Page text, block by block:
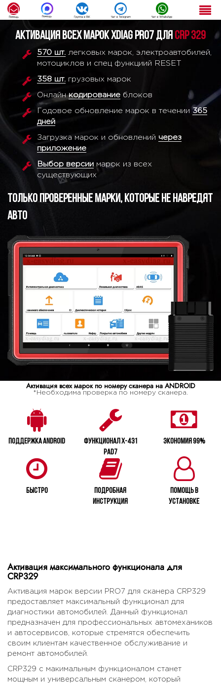
Помощь Помощь Группа в ВК Чат в Telegram Чат в WhatsApp
Активация всех марок XDIAG PRO7 для CRP 329
570 шт. легковых марок, электроавтобилей,
мотоциклов и спец функциий RESET
358 шт. грузовых марок
Онлайнкодирование блоков
Годовое обновление марок в течении365
дней
Загрузка марок и обновлений через
приложение
Выбор версии марок из всех
существующих
Только проверенные марки, которые не навредят
авто
Активация всех марок по номеру сканера на ANDROID
*Необходима проверка по номеру сканера.
Поддержка Android
Функционал X-431
PAD7
Экономия 99%
Быстро
Подробная
инструкция
Помощь в
установке
Активация максимального функционала для
CRP329
Активация марок версии PRO7 для сканера CRP329
предоставляет максимальный функционал для
диагностики автомобилей. Данный функционал
предназначен для профессиональных автомехаников
и автосервисов, которые стремятся обеспечить
своим клиентам качественное обслуживание и
ремонт автомобилей.
CRP329 с макимальным функционалом станет
мощным и универсальным сканером, который